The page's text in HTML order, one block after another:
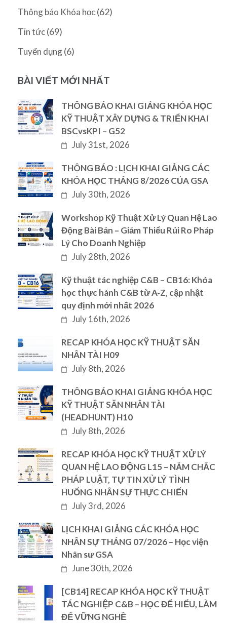
Thông báo Khóa học(62)
Tin tức(69)
Tuyển dụng(6)
BÀI VIẾT MỚI NHẤT
THÔNG BÁO KHAI GIẢNG KHÓA HỌC
KỸ THUẬT XÂY DỰNG & TRIỂN KHAI
BSCvsKPI – G52
July 31st, 2026
THÔNG BÁO : LỊCH KHAI GIẢNG CÁC
KHÓA HỌC THÁNG 8/2026 CỦA GSA
July 30th, 2026
Workshop Kỹ Thuật Xử Lý Quan Hệ Lao
Động Bài Bản – Giảm Thiểu Rủi Ro Pháp
Lý Cho Doanh Nghiệp
July 28th, 2026
Kỹ thuật tác nghiệp C&B – CB16: Khóa
học thực hành C&B từ A-Z, cập nhật
quy định mới nhất 2026
July 16th, 2026
RECAP KHÓA HỌC KỸ THUẬT SĂN
NHÂN TÀI H09
July 8th, 2026
THÔNG BÁO KHAI GIẢNG KHÓA HỌC
KỸ THUẬT SĂN NHÂN TÀI
(HEADHUNT) H10
July 8th, 2026
RECAP KHÓA HỌC KỸ THUẬT XỬ LÝ
QUAN HỆ LAO ĐỘNG L15 – NẮM CHẮC
PHÁP LUẬT, TỰ TIN XỬ LÝ TÌNH
HUỐNG NHÂN SỰ THỰC CHIẾN
July 3rd, 2026
LỊCH KHAI GIẢNG CÁC KHÓA HỌC
NHÂN SỰ THÁNG 07/2026 – Học viện
Nhân sư GSA
June 30th, 2026
[CB14] RECAP KHÓA HỌC KỸ THUẬT
TÁC NGHIỆP C&B – HỌC ĐỂ HIỂU, LÀM
ĐỂ VỮNG NGHỀ